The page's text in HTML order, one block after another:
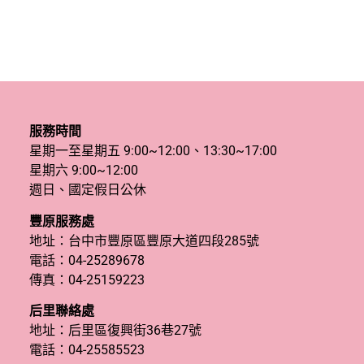
服務時間
星期一至星期五 9:00~12:00、13:30~17:00
星期六 9:00~12:00
週日、國定假日公休
豐原服務處
地址：台中市豐原區豐原大道四段285號
電話： 04-25289678
傳真：04-25159223
后里聯絡處
地址：后里區復興街36巷27號
電話： 04-25585523